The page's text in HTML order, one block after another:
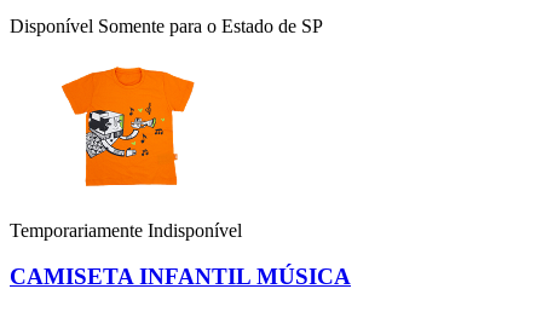
Disponível Somente para o Estado de SP
Temporariamente Indisponível
CAMISETA INFANTIL MÚSICA